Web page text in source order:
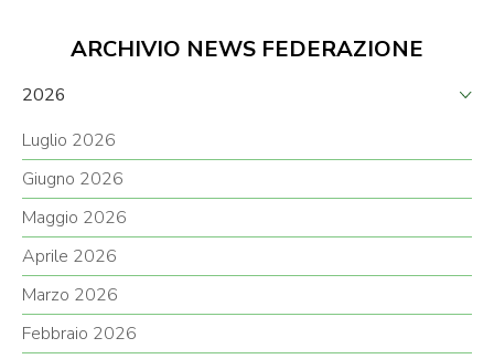
ARCHIVIO NEWS FEDERAZIONE
2026
Luglio 2026
Giugno 2026
Maggio 2026
Aprile 2026
Marzo 2026
Febbraio 2026